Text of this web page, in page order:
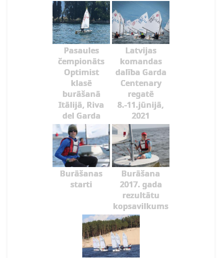
Pasaules
čempionāts
Optimist
klasē
burāšanā
Itālijā, Riva
del Garda
Latvijas
komandas
dalība Garda
Centenary
regatē
8.-11.jūnijā,
2021
Burāšanas
starti
Burāšana
2017. gada
rezultātu
kopsavilkums